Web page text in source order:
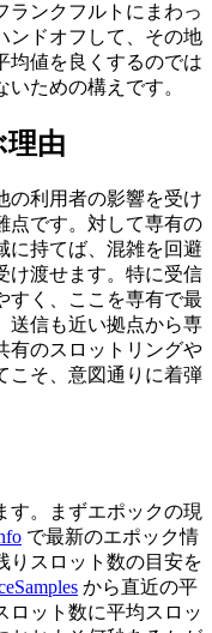
ランクフルトにまわっ
ンドオフして、その地
均値を良くするのでは
ための構えです。
由
の利用者の影響を受け
点です。対して専有の
に持てば、混雑を回避
け渡せます。特に受信
すく、ここを専有で最
送信も近い拠点から専
有のスロットリングや
こそ、意図通りに着弾
す。まずエポックの現
で最新のエポック情
りスロット数の目安を
から直近の平
ロット数に平均スロッ